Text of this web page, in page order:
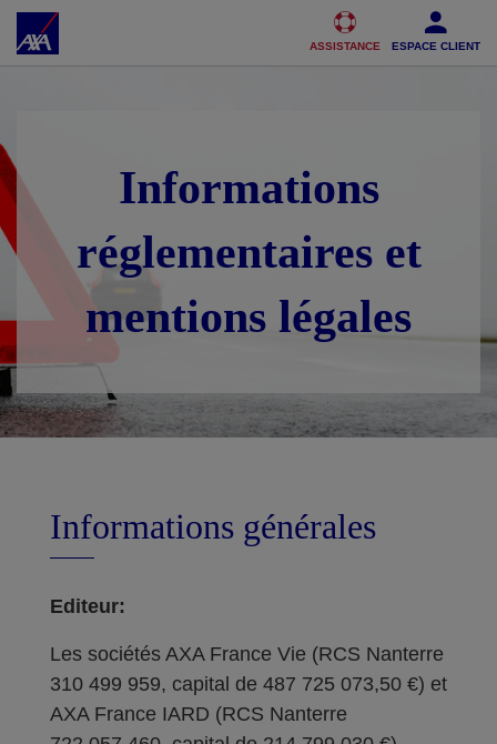
Accéder au Contenu Accéder au Pied de page
ASSISTANCE ESPACE CLIENT
Informations
réglementaires et
mentions légales
Informations générales
Editeur:
Les sociétés AXA France Vie (RCS Nanterre
310 499 959, capital de 487 725 073,50 €) et
AXA France IARD (RCS Nanterre